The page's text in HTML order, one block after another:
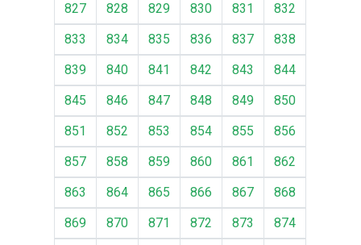
827
828 829 830 831
832
833
834 835 836 837
838
839
840 841 842 843
844
845
846 847 848 849
850
851
852 853 854 855
856
857
858 859 860 861
862
863
864 865 866 867
868
869
870 871 872 873
874